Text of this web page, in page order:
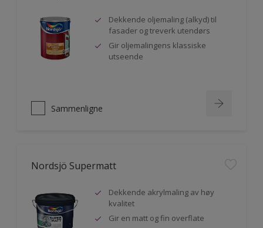
Dekkende oljemaling (alkyd) til
fasader og treverk utendørs
Gir oljemalingens klassiske
utseende
Sammenligne
Nordsjö Supermatt
Dekkende akrylmaling av høy
kvalitet
Gir en matt og fin overflate